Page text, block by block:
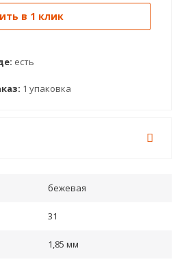
в 1 клик
есть
1 упаковка
бежевая
31
1,85 мм